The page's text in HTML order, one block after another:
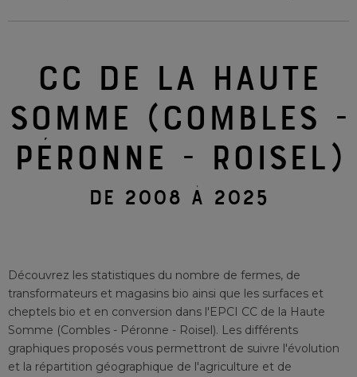
CC DE LA HAUTE
SOMME (COMBLES -
PÉRONNE - ROISEL)
DE 2008 À 2025
Découvrez les statistiques du nombre de fermes, de
transformateurs et magasins bio ainsi que les surfaces et
cheptels bio et en conversion dans l'EPCI CC de la Haute
Somme (Combles - Péronne - Roisel). Les différents
graphiques proposés vous permettront de suivre l'évolution
et la répartition géographique de l'agriculture et de